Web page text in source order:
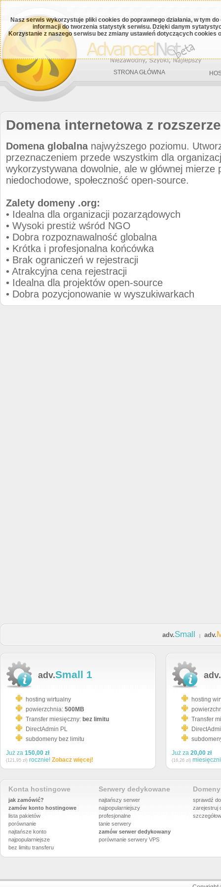
Nasz serwis wykorzystuje pliki cookies do poprawnego działania, w tym
informacji do tworzenia statystyk serwisu. Dzięki danym
Korzystanie z naszego serwisu bez zmiany ustawień dotyczących cookies
STRONA GŁÓWNA
Domena internetowa z
Domena globalnanajwyższego poziomu.
przeznaczeniem przede wszystkim dla
wykorzystywana dowolnie, ale w głównej mierze
niedochodowe, społeczność open-source.
Zalety domeny .org:
• Idealna dla organizacji pozarządowych
• Wysoki prestiż wśród NGO
• Dobra rozpoznawalność globalna
• Krótka i profesjonalna końcówka
• Brak ograniczeń w rejestracji
• Atrakcyjna cena rejestracji
• Idealna dla projektów open-source
• Dobra pozycjonowanie w wyszukiwarkach
adv.Small adv.
adv.Small 1
hosting wirtualny
powierzchnia: 500MB
Transfer miesięczny: bez limitu
DirectAdmin PL
subdomeny bez limitu
Już za 150,00 zł
(121,95 zł) rocznie! Zobacz więcej!
adv.
hosting
Transfer
Już za 20,00 zł
(16,26 zł)
Konta hostingowe
jak zamówić?
zamów konto hostingowe
lista pakietów
porównanie
najtańsze konto
najpopularniejsze
bez limitu transferu
Serwery dedykowane
najtańszy serwer
najpopularniejszy
profesjonalne
tanie serwery
zamów serwer dedykowany
porównanie serwery VPS
sprawdź
zarejestruj